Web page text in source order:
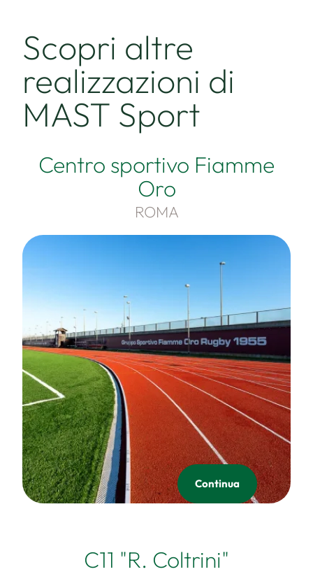
Scopri altre
realizzazioni di
MAST Sport
Centro sportivo Fiamme
Oro
ROMA
Continua
C11 "R. Coltrini"